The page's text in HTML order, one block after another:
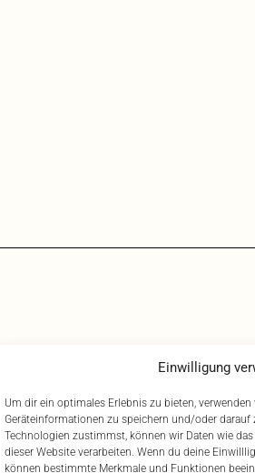
Einwilligung
Um dir ein optimales Erlebnis zu bieten,
Geräteinformationen zu speichern und/oder darauf
Technologien zustimmst, können wir Daten wie
dieser Website verarbeiten. Wenn du deine
können bestimmte Merkmale und Funktionen